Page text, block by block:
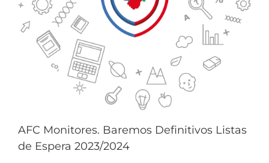
AFC Monitores. Baremos Definitivos Listas
de Espera 2023/2024